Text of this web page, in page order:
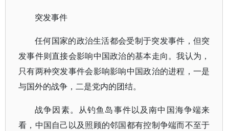
突发事件
任何国家的政治生活都会受制于突发事件，但突
发事件则直接会影响中国政治的基本走向。我认为，
只有两种突发事件会影响影响中国政治的进程，一是
与国外的战争，二是党内的团结。
战争因素。从钓鱼岛事件以及南中国海争端来
看，中国自己以及照顾的邻国都有控制争端而不至于